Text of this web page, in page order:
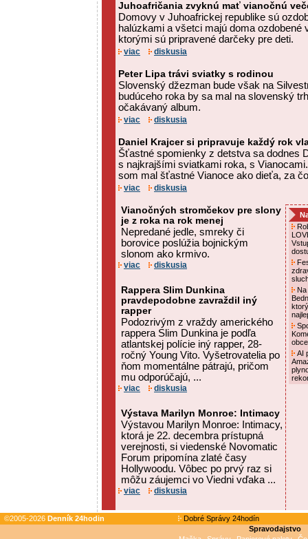
Juhoafričania zvyknú mať vianočnú
Domovy v Juhoafrickej republike sú
halúzkami a všetci majú doma ozdobené
ktorými sú pripravené darčeky pre deti.
viac diskusia
Peter Lipa trávi sviatky s rodinou
Slovenský džezman bude však na
budúceho roka by sa mal na slovenský
očakávaný album.
viac diskusia
Daniel Krajcer si pripravuje každý rok
Šťastné spomienky z detstva sa dodnes
s najkrajšími sviatkami roka, s
som mal šťastné Vianoce ako dieťa, za
viac diskusia
Vianočných stromčekov pre slony
je z roka na rok menej
Nepredané jedle, smreky či
borovice poslúžia bojnickým
slonom ako krmivo.
viac diskusia
Rappera Slim Dunkina
pravdepodobne zavraždil iný
rapper
Podozrivým z vraždy amerického
rappera Slim Dunkina je podľa
atlantskej polície iný rapper, 28-
ročný Young Vito. Vyšetrovatelia po
ňom momentálne pátrajú, pričom
mu odporúčajú, ...
viac diskusia
Výstava Marilyn Monroe: Intimacy
Výstavou Marilyn Monroe: Intimacy,
ktorá je 22. decembra prístupná
verejnosti, si viedenské Novomatic
Forum pripomína zlaté časy
Hollywoodu. Vôbec po prvý raz si
môžu záujemci vo Viedni vďaka ...
viac diskusia
AI
©2005-2026 Denník 24hodin
Dobré Správy 24hodín
Spravodajstvo